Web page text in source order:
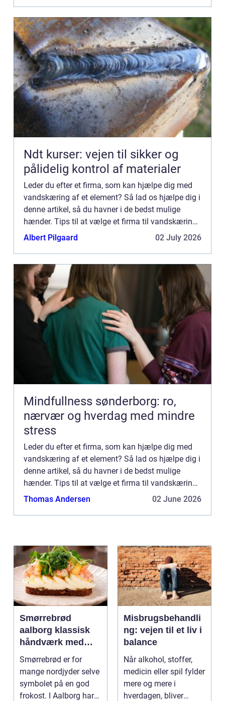
Ndt kurser: vejen til sikker og
pålidelig kontrol af materialer
Leder du efter et firma, som kan hjælpe dig med
vandskæring af et element? Så lad os hjælpe dig i
denne artikel, så du havner i de bedst mulige
hænder. Tips til at vælge et firma til vandskæring
Hvem har generelt meget erfaring med
Albert Pilgaard 02 July 2026
Mindfullness sønderborg: ro,
nærvær og hverdag med mindre
stress
Leder du efter et firma, som kan hjælpe dig med
vandskæring af et element? Så lad os hjælpe dig i
denne artikel, så du havner i de bedst mulige
hænder. Tips til at vælge et firma til vandskæring
Hvem har generelt meget erfaring med
Thomas Andersen 02 June 2026
Smørrebrød
aalborg klassisk
håndværk med
moderne twist
Smørrebrød er for
mange nordjyder selve
symbolet på en god
frokost. I Aalborg har
Misbrugsbehandli
ng: vejen til et liv i
balance
Når alkohol, stoffer,
medicin eller spil fylder
mere og mere i
hverdagen, bliver